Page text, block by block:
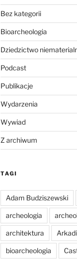
Bez kategorii
Bioarcheologia
Dziedzictwo
Podcast
Publikacje
Wydarzenia
Wywiad
Z archiwum
TAGI
Adam Budziszewski
archeologia
architektura
bioarcheologia